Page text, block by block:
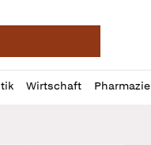
Wirtschaft Pharmazie